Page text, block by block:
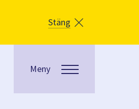
Stäng
Meny